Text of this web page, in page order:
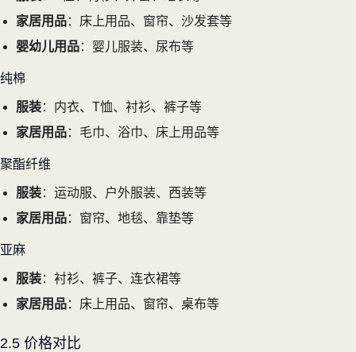
家居用品：床上用品、窗帘、沙发套等
婴幼儿用品：婴儿服装、尿布等
纯棉
服装：内衣、T恤、衬衫、裤子等
家居用品：毛巾、浴巾、床上用品等
聚酯纤维
服装：运动服、户外服装、西装等
家居用品：窗帘、地毯、靠垫等
亚麻
服装：衬衫、裤子、连衣裙等
家居用品：床上用品、窗帘、桌布等
2.5 价格对比